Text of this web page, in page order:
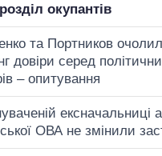
окупантів
та Портников
довіри серед
– опитування
ексначальниці
ОВА не змінили